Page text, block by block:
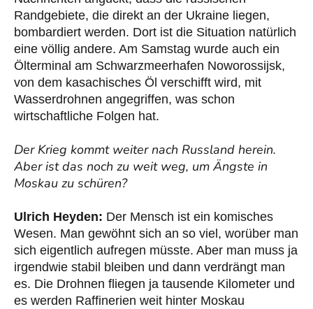
Randgebiete, die direkt an der Ukraine liegen,
bombardiert werden. Dort ist die Situation natürlich
eine völlig andere. Am Samstag wurde auch ein
Ölterminal am Schwarzmeerhafen Noworossijsk,
von dem kasachisches Öl verschifft wird, mit
Wasserdrohnen angegriffen, was schon
wirtschaftliche Folgen hat.
Der Krieg kommt weiter nach Russland herein.
Aber ist das noch zu weit weg, um Ängste in
Moskau zu schüren?
Ulrich Heyden: Der Mensch ist ein komisches
Wesen. Man gewöhnt sich an so viel, worüber man
sich eigentlich aufregen müsste. Aber man muss ja
irgendwie stabil bleiben und dann verdrängt man
es. Die Drohnen fliegen ja tausende Kilometer und
es werden Raffinerien weit hinter Moskau